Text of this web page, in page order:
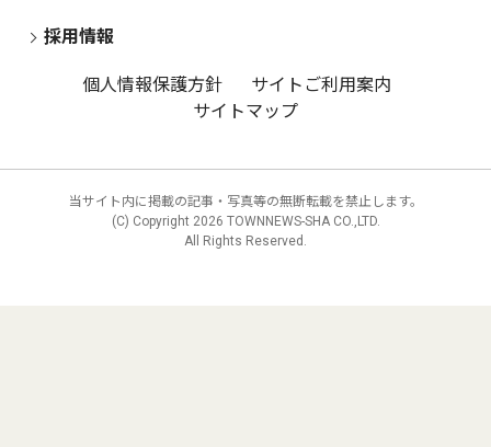
採用情報
個人情報保護方針
サイトご利用案内
サイトマップ
当サイト内に掲載の記事・写真等の無断転載を禁止します。
(C) Copyright 2026 TOWNNEWS-SHA CO.,LTD.
All Rights Reserved.